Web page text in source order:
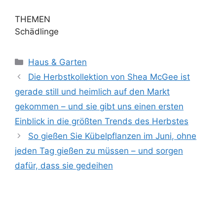
THEMEN
Schädlinge
Kategorien
Haus & Garten
Die Herbstkollektion von Shea McGee ist
gerade still und heimlich auf den Markt
gekommen – und sie gibt uns einen ersten
Einblick in die größten Trends des Herbstes
So gießen Sie Kübelpflanzen im Juni, ohne
jeden Tag gießen zu müssen – und sorgen
dafür, dass sie gedeihen